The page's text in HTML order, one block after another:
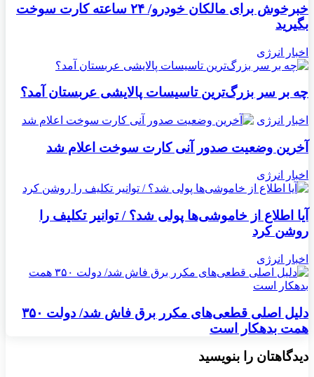
خبرخوش برای مالکان خودرو/ ۲۴ ساعته کارت سوخت
بگیرید
اخبار انرژی
چه بر سر بزرگ‌ترین تاسیسات پالایشی عربستان آمد؟
اخبار انرژی
آخرین وضعیت صدور آنی کارت سوخت اعلام شد
اخبار انرژی
آیا اطلاع از خاموشی‌ها پولی شد؟ / توانیر تکلیف را
روشن کرد
اخبار انرژی
دلیل اصلی قطعی‌های مکرر برق فاش شد/ دولت ۳۵۰
همت بدهکار است
دیدگاهتان را بنویسید